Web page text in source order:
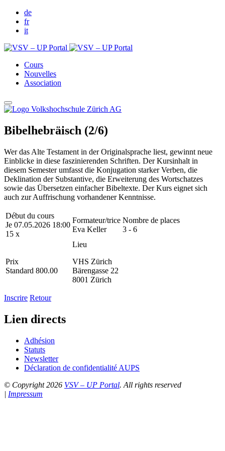
de
fr
it
Cours
Nouvelles
Association
Bibelhebräisch (2/6)
Wer das Alte Testament in der Originalsprache liest, gewinnt neue
Einblicke in diese faszinierenden Schriften. Der Kursinhalt in
diesem Semester umfasst die Konjugation starker Verben, die
Deklination der Substantive, die Erweiterung des Wortschatzes
sowie das Übersetzen einfacher Bibeltexte. Der Kurs eignet sich
auch zur Auffrischung vorhandener Kenntnisse.
Début du cours
Je 07.05.2026 18:00
15 x
Formateur/trice
Eva Keller
Nombre de places
3 - 6
Prix
Standard 800.00
Lieu
VHS Zürich
Bärengasse 22
8001 Zürich
Inscrire Retour
Lien directs
Adhésion
Statuts
Newsletter
Déclaration de confidentialité AUPS
© Copyright 2026 VSV – UP Portal. All rights reserved
| Impressum